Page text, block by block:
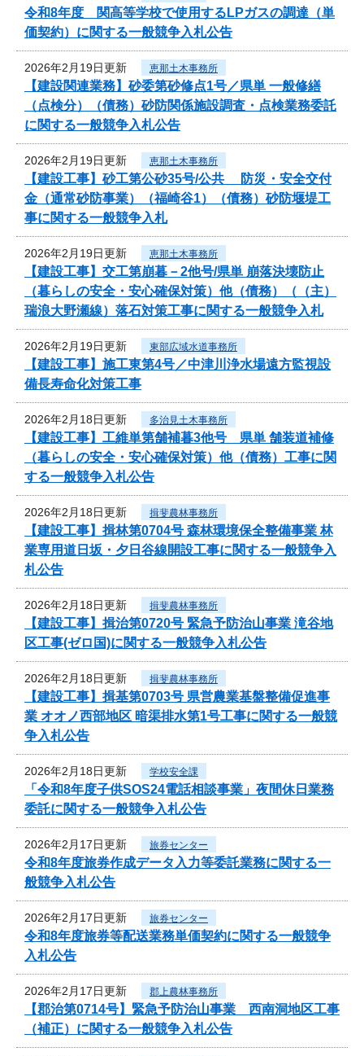
令和8年度 関高等学校で使用するLPガスの調達（単
価契約）に関する一般競争入札公告
2026年2月19日更新 恵那土木事務所
【建設関連業務】砂委第砂修点1号／県単 一般修繕
（点検分）（債務）砂防関係施設調査・点検業務委託
に関する一般競争入札公告
2026年2月19日更新 恵那土木事務所
【建設工事】砂工第公砂35号/公共 防災・安全交付
金（通常砂防事業）（福崎谷1）（債務）砂防堰堤工
事に関する一般競争入札
2026年2月19日更新 恵那土木事務所
【建設工事】交工第崩暮－2他号/県単 崩落決壊防止
（暮らしの安全・安心確保対策）他（債務）（（主）
瑞浪大野瀬線）落石対策工事に関する一般競争入札
2026年2月19日更新 東部広域水道事務所
【建設工事】施工東第4号／中津川浄水場遠方監視設
備長寿命化対策工事
2026年2月18日更新 多治見土木事務所
【建設工事】工維単第舗補暮3他号 県単 舗装道補修
（暮らしの安全・安心確保対策）他（債務）工事に関
する一般競争入札公告
2026年2月18日更新 揖斐農林事務所
【建設工事】揖林第0704号 森林環境保全整備事業 林
業専用道日坂・夕日谷線開設工事に関する一般競争入
札公告
2026年2月18日更新 揖斐農林事務所
【建設工事】揖治第0720号 緊急予防治山事業 滝谷地
区工事(ゼロ国)に関する一般競争入札公告
2026年2月18日更新 揖斐農林事務所
【建設工事】揖基第0703号 県営農業基盤整備促進事
業 オオノ西部地区 暗渠排水第1号工事に関する一般競
争入札公告
2026年2月18日更新 学校安全課
「令和8年度子供SOS24電話相談事業」夜間休日業務
委託に関する一般競争入札公告
2026年2月17日更新 旅券センター
令和8年度旅券作成データ入力等委託業務に関する一
般競争入札公告
2026年2月17日更新 旅券センター
令和8年度旅券等配送業務単価契約に関する一般競争
入札公告
2026年2月17日更新 郡上農林事務所
【郡治第0714号】緊急予防治山事業 西南洞地区工事
（補正）に関する一般競争入札公告